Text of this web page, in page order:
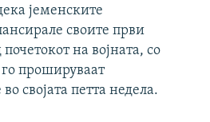
јеменските
своите први
на војната, со
прошируваат
својата петта недела.